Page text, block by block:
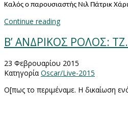
Καλός ο παρουσιαστής Νιλ Πάτρικ
Continue reading
Β’ ΑΝΔΡΙΚΟΣ ΡΟΛΟΣ:
23 Φεβρουαρίου 2015
Κατηγορία Oscar/Live-2015
Ο[πως το περιμέναμε. Η δικαίωση